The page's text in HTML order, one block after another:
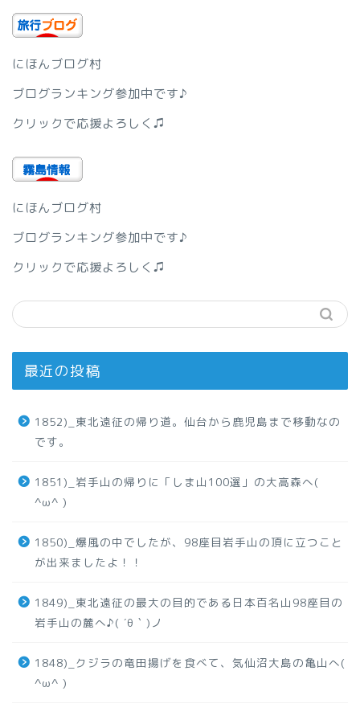
にほんブログ村
ブログランキング参加中です♪
クリックで応援よろしく♫
にほんブログ村
ブログランキング参加中です♪
クリックで応援よろしく♫
最近の投稿
1852)_東北遠征の帰り道。仙台から鹿児島まで移動なの
です。
1851)_岩手山の帰りに「しま山100選」の大高森へ(
^ω^ )
1850)_爆風の中でしたが、98座目岩手山の頂に立つこと
が出来ましたよ！！
1849)_東北遠征の最大の目的である日本百名山98座目の
岩手山の麓へ♪( ´θ｀)ノ
1848)_クジラの竜田揚げを食べて、気仙沼大島の亀山へ(
^ω^ )